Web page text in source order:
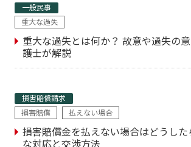
一般民事
重大な過失
重大な過失とは何か？ 故意や過失の
護士が解説
損害賠償請求
損害賠償
払えない場合
損害賠償金を払えない場合はどうし
な対応と交渉方法